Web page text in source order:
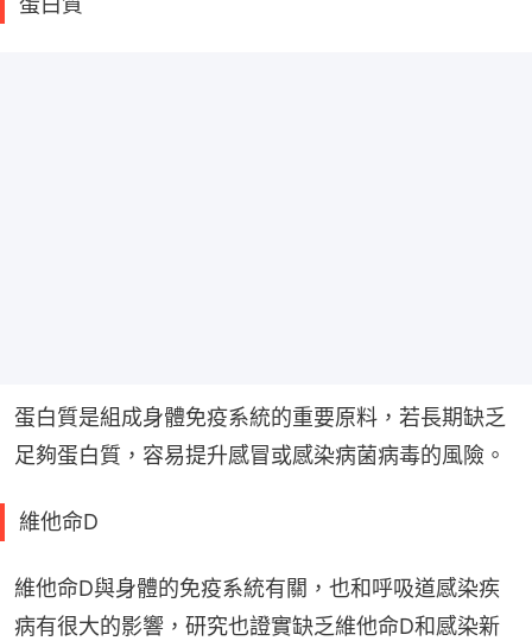
蛋白質是組成身體免疫系統的重要原料，若長期缺乏
足夠蛋白質，容易提升感冒或感染病菌病毒的風險。
維他命D
維他命D與身體的免疫系統有關，也和呼吸道感染疾
病有很大的影響，研究也證實缺乏維他命D和感染新